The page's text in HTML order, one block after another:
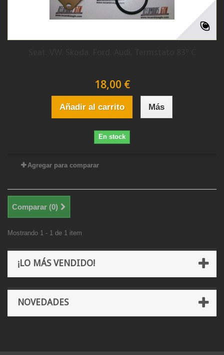
18,00 €
Añadir al carrito Más
En stock
Agregar para comparar
Comparar (0)
Mostrando 1 - 1 de 1 item
¡LO MÁS VENDIDO!
NOVEDADES